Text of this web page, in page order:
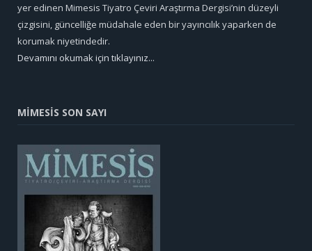
yer edinen Mimesis Tiyatro Çeviri Araştırma Dergisi’nin düzeyli
çizgisini, güncelliğe müdahale eden bir yayıncılık yaparken de
korumak niyetindedir.
Devamını okumak için tıklayınız...
MİMESİS SON SAYI